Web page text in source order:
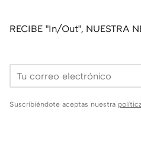
RECIBE "In/Out", NUESTRA
Suscribiéndote aceptas nuestra